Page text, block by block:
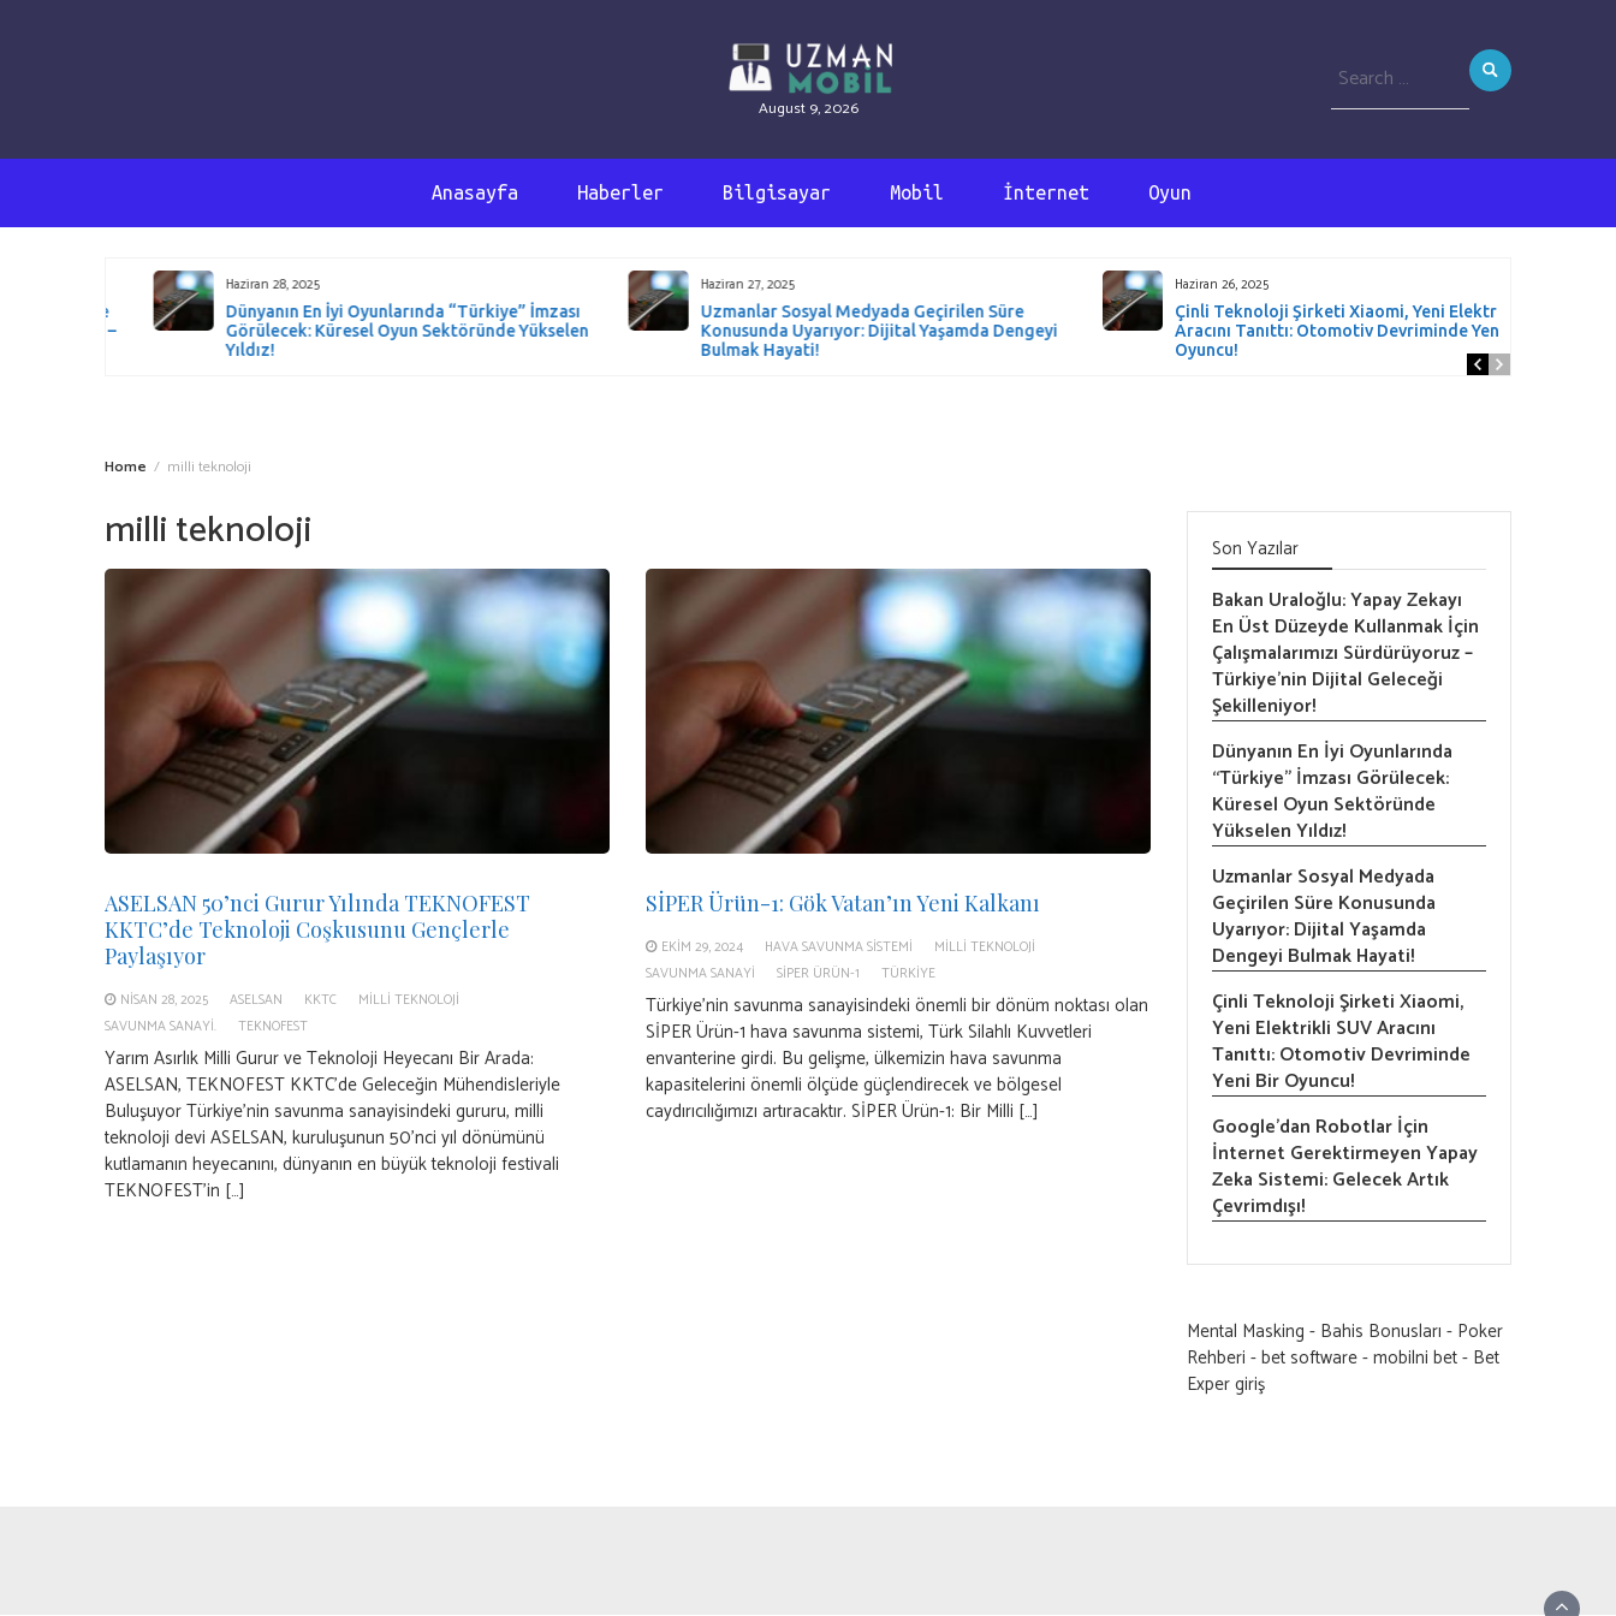
August 9, 2026
Search
Anasayfa Haberler Bilgisayar Mobil İnternet Oyun
Haziran 28, 2025
Dünyanın En İyi Oyunlarında “Türkiye” İmzası
Görülecek: Küresel Oyun Sektöründe Yükselen
Yıldız!
Haziran 27, 2025
Uzmanlar Sosyal Medyada Geçirilen Süre
Konusunda Uyarıyor: Dijital Yaşamda Dengeyi
Bulmak Hayati!
Haziran 26, 2025
Çinli Teknoloji Şirketi Xiaomi, Yeni Elektrikli SUV
Aracını Tanıttı: Otomotiv Devriminde Yeni Bir
Oyuncu!
Home milli teknoloji
milli teknoloji
ASELSAN 50’nci Gurur Yılında TEKNOFEST
KKTC’de Teknoloji Coşkusunu Gençlerle
Paylaşıyor
NISAN 28, 2025 ASELSAN KKTC
MILLI TEKNOLOJI
SAVUNMA SANAYI.
TEKNOFEST
Yarım Asırlık Milli Gurur ve Teknoloji Heyecanı Bir Arada:
ASELSAN, TEKNOFEST KKTC’de Geleceğin Mühendisleriyle
Buluşuyor Türkiye’nin savunma sanayisindeki gururu, milli
teknoloji devi ASELSAN, kuruluşunun 50’nci yıl dönümünü
kutlamanın heyecanını, dünyanın en büyük teknoloji festivali
TEKNOFEST’in […]
SİPER Ürün-1: Gök Vatan’ın Yeni Kalkanı
EKIM 29, 2024 HAVA SAVUNMA SISTEMI
MILLI TEKNOLOJI
SAVUNMA SANAYI
SİPER ÜRÜN-1 TÜRKIYE
Türkiye’nin savunma sanayisindeki önemli bir dönüm noktası olan
SİPER Ürün-1 hava savunma sistemi, Türk Silahlı Kuvvetleri
envanterine girdi. Bu gelişme, ülkemizin hava savunma
kapasitelerini önemli ölçüde güçlendirecek ve bölgesel
caydırıcılığımızı artıracaktır. SİPER Ürün-1: Bir Milli […]
Son Yazılar
Bakan Uraloğlu: Yapay Zekayı
En Üst Düzeyde Kullanmak İçin
Çalışmalarımızı Sürdürüyoruz –
Türkiye’nin Dijital Geleceği
Şekilleniyor!
Dünyanın En İyi Oyunlarında
“Türkiye” İmzası Görülecek:
Küresel Oyun Sektöründe
Yükselen Yıldız!
Uzmanlar Sosyal Medyada
Geçirilen Süre Konusunda
Uyarıyor: Dijital Yaşamda
Dengeyi Bulmak Hayati!
Çinli Teknoloji Şirketi Xiaomi,
Yeni Elektrikli SUV Aracını
Tanıttı: Otomotiv Devriminde
Yeni Bir Oyuncu!
Google’dan Robotlar İçin
İnternet Gerektirmeyen Yapay
Zeka Sistemi: Gelecek Artık
Çevrimdışı!
Mental Masking - Bahis Bonusları - Poker
Rehberi -bet software-mobilni bet- Bet
Exper giriş